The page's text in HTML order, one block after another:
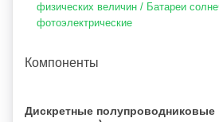
физических величин / Батареи
фотоэлектрические
Компоненты
Дискретные